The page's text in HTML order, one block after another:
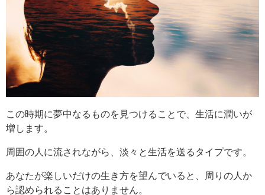
この時期に夢中なるものを見つけることで、生活に潤いが
増します。
周囲の人に流されながら、淡々と生活を送るタイプです。
あなたが楽しいだけの生き方を望んでいると、周りの人か
ら認められることはありません。